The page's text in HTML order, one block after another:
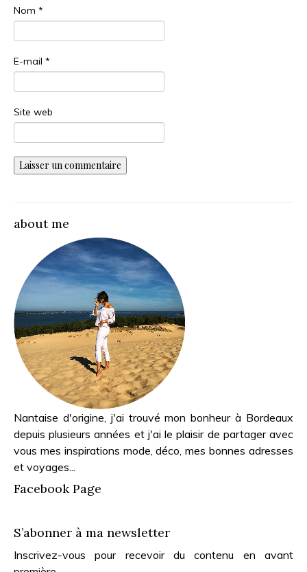
Nom *
E-mail *
Site web
about me
Nantaise d'origine, j'ai trouvé mon bonheur à Bordeaux
depuis plusieurs années et j'ai le plaisir de partager avec
vous mes inspirations mode, déco, mes bonnes adresses
et voyages...
Facebook Page
S’abonner à ma newsletter
Inscrivez-vous pour recevoir du contenu en avant